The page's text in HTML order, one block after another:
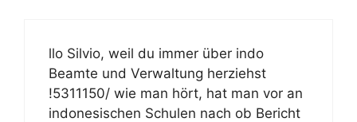
llo Silvio, weil du immer über indo
Beamte und Verwaltung herziehst
!5311150/ wie man hört, hat man vor an
indonesischen Schulen nach ob Bericht